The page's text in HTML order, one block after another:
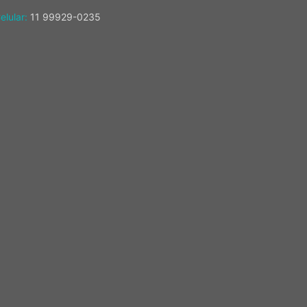
11 99929-0235